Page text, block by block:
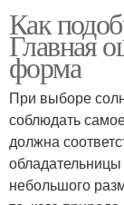
Модные
Как
Главная
форма
При выборе
соблюдать
должна
небольшого